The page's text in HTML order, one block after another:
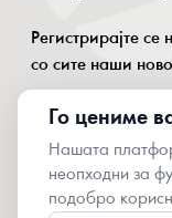
Регистрирајте
со сите наши
Го цениме
Нашата
неопходни за
подобро